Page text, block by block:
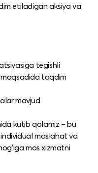
etiladigan aksiya va
tegishli
taqdim
mavjud
kutib qolamiz – bu
maslahat va
mos xizmatni